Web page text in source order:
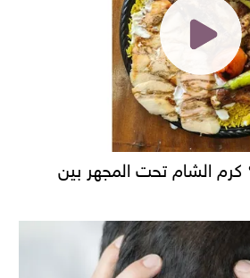
الشام تحت المجهر بين